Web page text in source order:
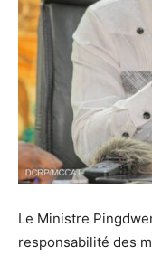
Le Ministre
responsabilité des